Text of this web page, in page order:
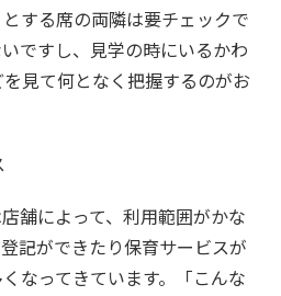
する席の両隣は要チェックで
ですし、見学の時にいるかわ
見て何となく把握するのがお
舗によって、利用範囲がかな
記ができたり保育サービスが
なってきています。「こんな